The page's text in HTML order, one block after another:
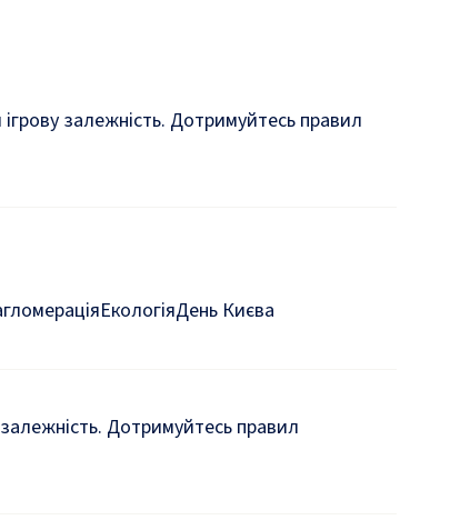
залежність. Дотримуйтесь правил
ЕкологіяДень Києва
Дотримуйтесь правил